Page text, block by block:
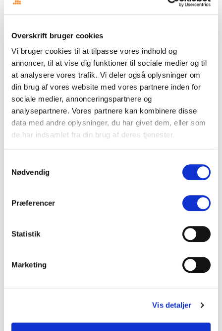
Overskrift bruger cookies
Vi bruger cookies til at tilpasse vores indhold og
annoncer, til at vise dig funktioner til sociale medier og til
at analysere vores trafik. Vi deler også oplysninger om
din brug af vores website med vores partnere inden for
sociale medier, annonceringspartnere og
analysepartnere. Vores partnere kan kombinere disse
data med andre oplysninger, du har givet dem, eller som
de har indsamlet fra din brug af deres tjenester.
Nødvendig
Præferencer
Statistik
Marketing
Vis detaljer
Overskrift i nye klæder
Signal eller støj – begynderguide til medieovervågning
Det fragmenterede mediebillede udfordrer kommunikatørens
overblik
CASE STUDY: Store tidsbesparelser med AI workflows
KV25 borgmesterkampen i København spidser til – også online
Mest læste indlæg det seneste år